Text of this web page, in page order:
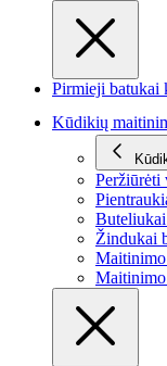
Pirmieji batukai
Kūdikių
Peržiūrėti
Žindukai